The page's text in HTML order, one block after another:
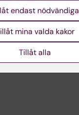
endast nödvändiga
mina valda kakor
Tillåt alla